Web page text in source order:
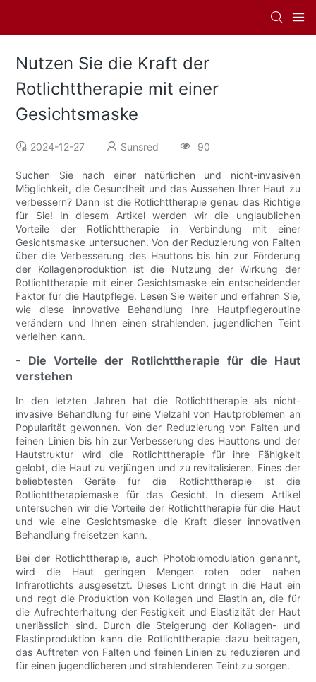
Nutzen Sie die Kraft der
Rotlichttherapie mit einer
Gesichtsmaske
2024-12-27 Sunsred 90
Suchen Sie nach einer natürlichen und nicht-invasiven
Möglichkeit, die Gesundheit und das Aussehen Ihrer Haut zu
verbessern? Dann ist die Rotlichttherapie genau das Richtige
für Sie! In diesem Artikel werden wir die unglaublichen
Vorteile der Rotlichttherapie in Verbindung mit einer
Gesichtsmaske untersuchen. Von der Reduzierung von Falten
über die Verbesserung des Hauttons bis hin zur Förderung
der Kollagenproduktion ist die Nutzung der Wirkung der
Rotlichttherapie mit einer Gesichtsmaske ein entscheidender
Faktor für die Hautpflege. Lesen Sie weiter und erfahren Sie,
wie diese innovative Behandlung Ihre Hautpflegeroutine
verändern und Ihnen einen strahlenden, jugendlichen Teint
verleihen kann.
- Die Vorteile der Rotlichttherapie für die Haut
verstehen
In den letzten Jahren hat die Rotlichttherapie als nicht-
invasive Behandlung für eine Vielzahl von Hautproblemen an
Popularität gewonnen. Von der Reduzierung von Falten und
feinen Linien bis hin zur Verbesserung des Hauttons und der
Hautstruktur wird die Rotlichttherapie für ihre Fähigkeit
gelobt, die Haut zu verjüngen und zu revitalisieren. Eines der
beliebtesten Geräte für die Rotlichttherapie ist die
Rotlichttherapiemaske für das Gesicht. In diesem Artikel
untersuchen wir die Vorteile der Rotlichttherapie für die Haut
und wie eine Gesichtsmaske die Kraft dieser innovativen
Behandlung freisetzen kann.
Bei der Rotlichttherapie, auch Photobiomodulation genannt,
wird die Haut geringen Mengen roten oder nahen
Infrarotlichts ausgesetzt. Dieses Licht dringt in die Haut ein
und regt die Produktion von Kollagen und Elastin an, die für
die Aufrechterhaltung der Festigkeit und Elastizität der Haut
unerlässlich sind. Durch die Steigerung der Kollagen- und
Elastinproduktion kann die Rotlichttherapie dazu beitragen,
das Auftreten von Falten und feinen Linien zu reduzieren und
für einen jugendlicheren und strahlenderen Teint zu sorgen.